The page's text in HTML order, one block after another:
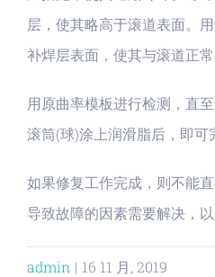
层，使其略高于滚道表面。
补焊层表面，使其与滚道正常
用原曲率模板进行检测，直
滚筒(球)涂上润滑脂后，即可
如果修复工作完成，则不能
导致故障的因素需要解决，以
admin | 16 11 月, 2019